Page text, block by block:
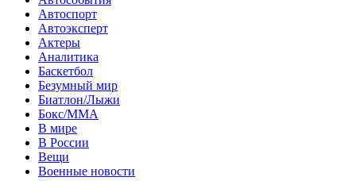
Автоспорт
Автоэксперт
Актеры
Аналитика
Баскетбол
Безумный мир
Биатлон/Лыжи
Бокс/MMA
В мире
В России
Вещи
Военные новости